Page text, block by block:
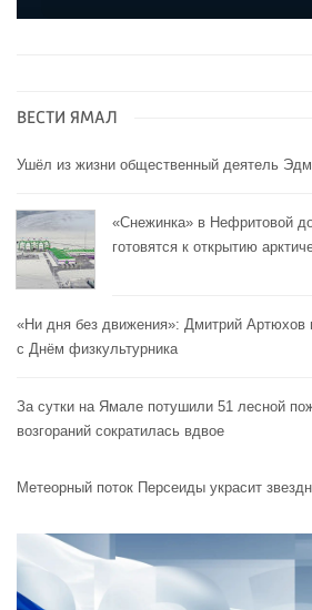
ВЕСТИ ЯМАЛ
Ушёл из жизни общественный деятель
«Снежинка» в Нефритовой
готовятся к открытию
«Ни дня без движения»: Дмитрий Артюхов
с Днём физкультурника
За сутки на Ямале потушили 51 лесной
возгораний сократилась вдвое
Метеорный поток Персеиды украсит